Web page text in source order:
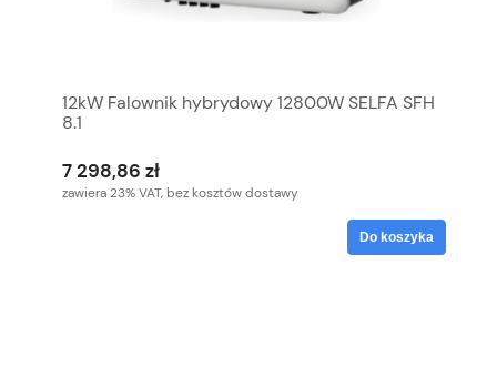
12kW Falownik hybrydowy 12800W SELFA SFH
8.1
7 298,86 zł
zawiera 23% VAT, bez kosztów dostawy
Do koszyka